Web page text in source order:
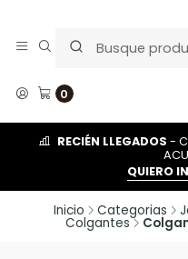
0
RECIÉN LLEGADOS -
QUIERO
Inicio Categorias
Colgantes